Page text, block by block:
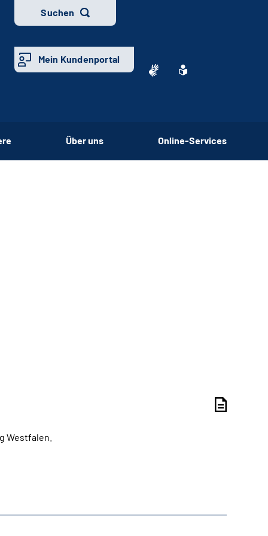
Suchen
Mein Kundenportal
Über uns Online-Services
Westfalen.